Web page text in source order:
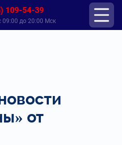
109-54-39
09:00 до 20:00 Мск
от